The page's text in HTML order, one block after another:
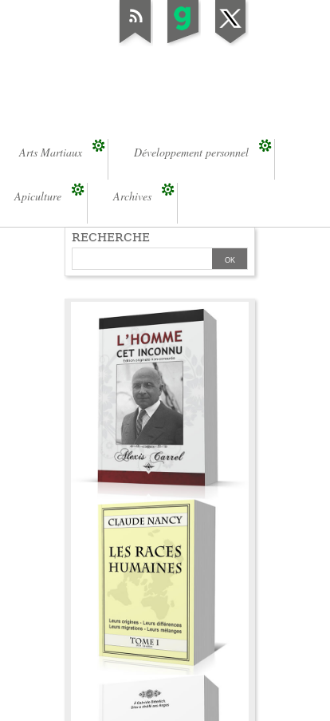
Arts Martiaux Développement personnel
Apiculture Archives
RECHERCHE